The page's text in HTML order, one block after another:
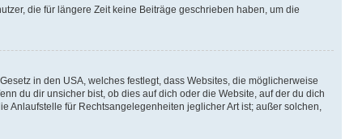
die für längere Zeit keine Beiträge geschrieben haben, um die
in den USA, welches festlegt, dass Websites, die möglicherweise
du dir unsicher bist, ob dies auf dich oder die Website, auf der du dich
Anlaufstelle für Rechtsangelegenheiten jeglicher Art ist; außer solchen,